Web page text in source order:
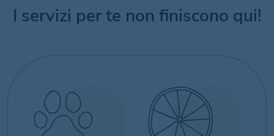
I servizi per te non finiscono qui!